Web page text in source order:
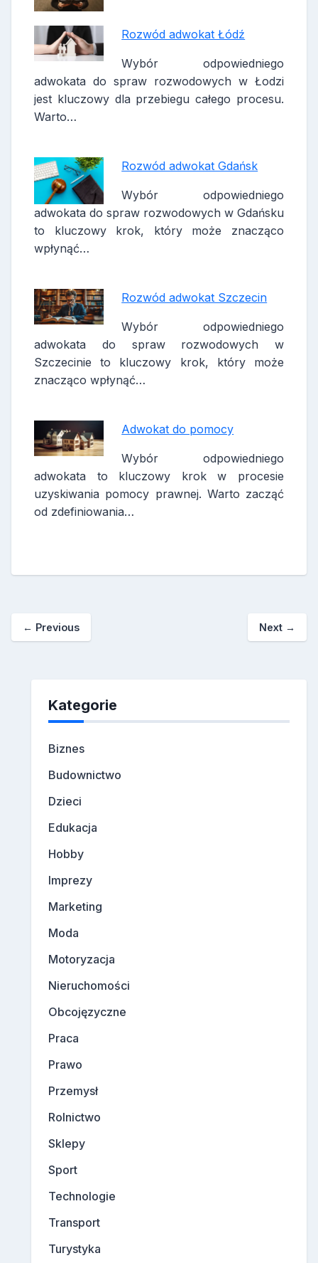
Rozwód adwokat Łódź
Wybór odpowiedniego
adwokata do spraw rozwodowych w Łodzi
jest kluczowy dla przebiegu całego procesu.
Warto…
Rozwód adwokat Gdańsk
Wybór odpowiedniego
adwokata do spraw rozwodowych w Gdańsku
to kluczowy krok, który może znacząco
wpłynąć…
Rozwód adwokat Szczecin
Wybór odpowiedniego
adwokata do spraw rozwodowych w
Szczecinie to kluczowy krok, który może
znacząco wpłynąć…
Adwokat do pomocy
Wybór odpowiedniego
adwokata to kluczowy krok w procesie
uzyskiwania pomocy prawnej. Warto zacząć
od zdefiniowania…
← Previous Next →
Kategorie
Biznes
Budownictwo
Dzieci
Edukacja
Hobby
Imprezy
Marketing
Moda
Motoryzacja
Nieruchomości
Obcojęzyczne
Praca
Prawo
Przemysł
Rolnictwo
Sklepy
Sport
Technologie
Transport
Turystyka